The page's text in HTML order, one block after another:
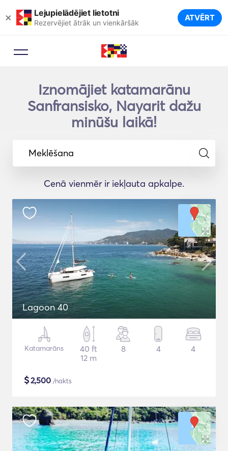
× Lejupielādējiet lietotni
Rezervējiet ātrāk un vienkāršāk ATVĒRT
Iznomājiet katamarānu
Sanfransisko, Nayarit dažu
minūšu laikā!
Meklēšana
Cenā vienmēr ir iekļauta apkalpe.
Lagoon 40
Katamarāns
40 ft
12 m
8 4 4
$2,500 /nakts